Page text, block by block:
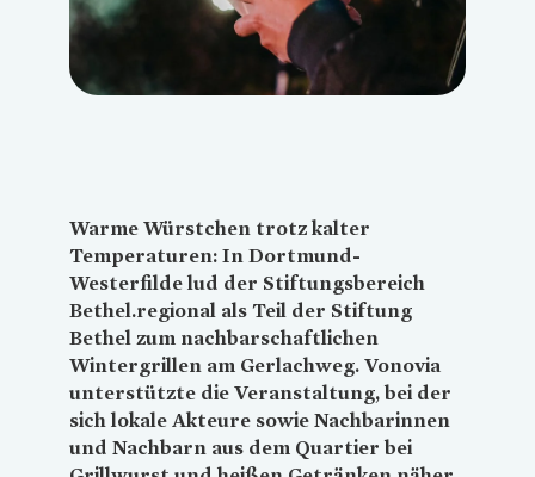
Warme Würstchen trotz kalter
Temperaturen: In Dortmund-
Westerfilde lud der Stiftungsbereich
Bethel.regional als Teil der Stiftung
Bethel zum nachbarschaftlichen
Wintergrillen am Gerlachweg. Vonovia
unterstützte die Veranstaltung, bei der
sich lokale Akteure sowie Nachbarinnen
und Nachbarn aus dem Quartier bei